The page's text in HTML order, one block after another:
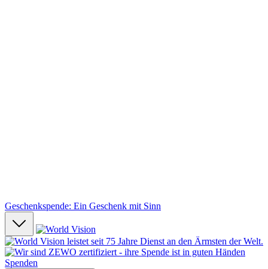
Geschenkspende: Ein Geschenk mit Sinn
Spenden